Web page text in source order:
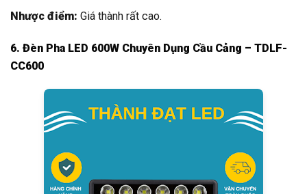
Nhược điểm: Giá thành rất cao.
6. Đèn Pha LED 600W Chuyên Dụng Cầu Cảng – TDLF-
CC600